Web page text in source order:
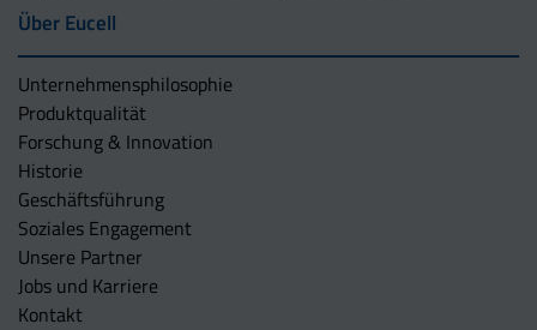
Über Eucell
Unternehmens­philosophie
Produktqualität
Forschung & Innovation
Historie
Geschäftsführung
Soziales Engagement
Unsere Partner
Jobs und Karriere
Kontakt